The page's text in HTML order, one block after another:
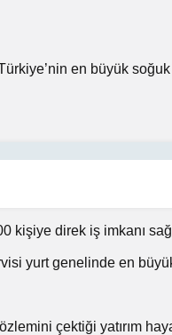
en büyük
kişiye direk iş imkanı
yurt genelinde en
çektiği yatırım